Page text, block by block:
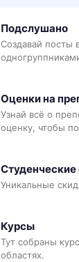
Подслушано
Создавай посты
Оценки на
Узнай всё о
оценку, чтобы
Студенческие
Уникальные
Курсы
Тут собраны
областях.